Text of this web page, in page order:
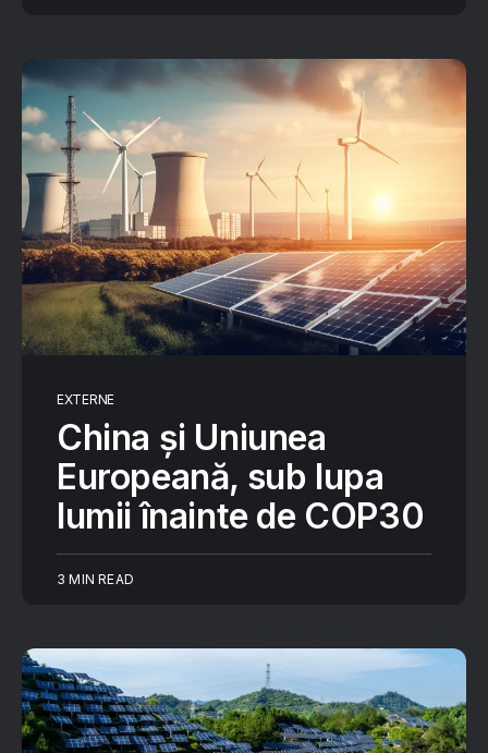
EXTERNE
China și Uniunea
Europeană, sub lupa
lumii înainte de COP30
3 MIN READ